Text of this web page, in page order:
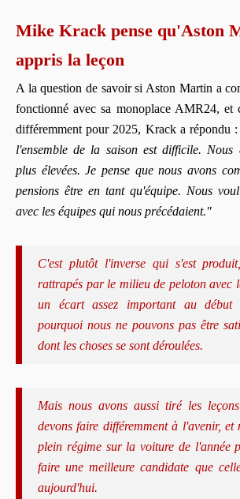
Mike Krack pense qu'Aston
appris la leçon
A la question de savoir si Aston Martin a
fonctionné avec sa monoplace AMR24, et
différemment pour 2025, Krack a répondu :
l'ensemble de la saison est difficile. Nous
plus élevées. Je pense que nous avons
pensions être en tant qu'équipe. Nous
avec les équipes qui nous précédaient."
C'est plutôt l'inverse qui s'est
rattrapés par le milieu de peloton avec
un écart assez important au début
pourquoi nous ne pouvons pas être
dont les choses se sont déroulées.
Mais nous avons aussi tiré les
devons faire différemment à l'avenir,
plein régime sur la voiture de l'année
faire une meilleure candidate que
aujourd'hui.